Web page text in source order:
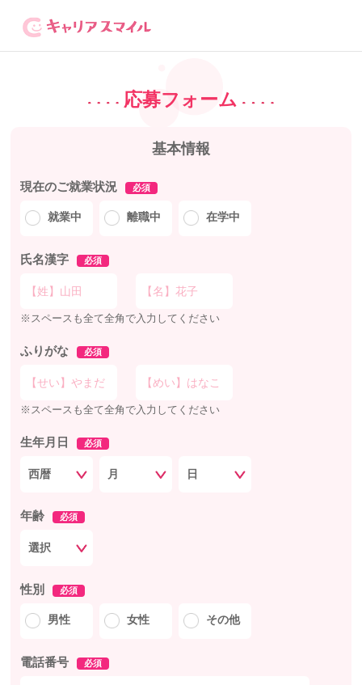
応募フォーム
基本情報
現在のご就業状況 必須
就業中 離職中 在学中
氏名漢字 必須
※スペースも全て全角で入力してください
ふりがな 必須
※スペースも全て全角で入力してください
生年月日 必須
年齢 必須
性別 必須
男性 女性 その他
電話番号 必須